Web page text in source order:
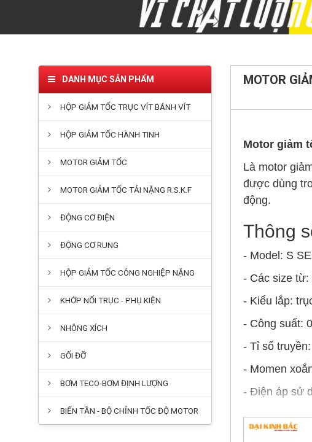
DANH MỤC SẢN PHẨM
HỘP GIẢM TỐC TRỤC VÍT BÁNH VÍT
HỘP GIẢM TỐC HÀNH TINH
MOTOR GIẢM TỐC
MOTOR GIẢM TỐC TẢI NẶNG R.S.K.F
ĐỘNG CƠ ĐIỆN
ĐỘNG CƠ RUNG
HỘP GIẢM TỐC CÔNG NGHIỆP NẶNG
KHỚP NỐI TRỤC - PHỤ KIỆN
NHÔNG XÍCH
GỐI ĐỠ
BƠM TECO-BƠM ĐỊNH LƯỢNG
BIẾN TẦN - BỘ CHỈNH TỐC ĐỘ MOTOR
MOTOR
Motor giảm
Là motor
được dùng
động.
Thông
- Model: S
- Các size từ:
- Kiểu lắp:
- Công suất:
- Tỉ số
- Momen
- Điện áp sử
Cấu tạo chi